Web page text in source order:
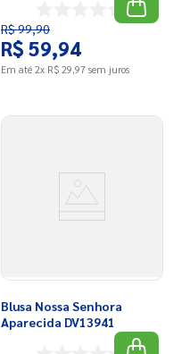
R$99,90
R$ 59,94
Em até 2x R$ 29,97 sem juros
Blusa Nossa Senhora
Aparecida DV13941